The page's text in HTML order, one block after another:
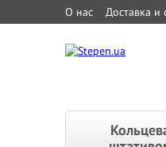
О нас Доставка и